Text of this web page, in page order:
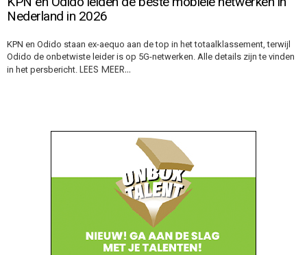
Nederland in 2026
KPN en Odido staan ex-aequo aan de top in het totaalklassement, terwijl
Odido de onbetwiste leider is op 5G-netwerken. Alle details zijn te vinden
in het persbericht. LEES MEER…